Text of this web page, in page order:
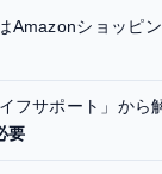
Amazonショッピ
フサポート」から
要